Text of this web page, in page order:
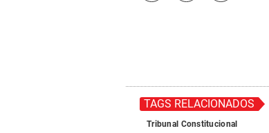
TAGS RELACIONADOS
Tribunal Constitucional